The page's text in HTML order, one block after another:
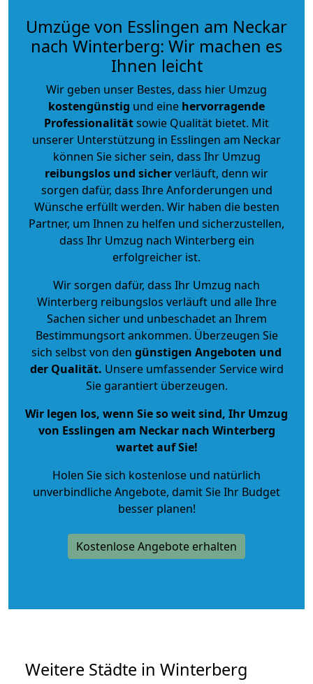
Umzüge von Esslingen am Neckar
nach Winterberg: Wir machen es
Ihnen leicht
Wir geben unser Bestes, dass hier Umzug
kostengünstig und eine hervorragende
Professionalitätsowie Qualität bietet. Mit
unserer Unterstützung in Esslingen am Neckar
können Sie sicher sein, dass Ihr Umzug
reibungslos und sicherverläuft, denn wir
sorgen dafür, dass Ihre Anforderungen und
Wünsche erfüllt werden. Wir haben die besten
Partner, um Ihnen zu helfen und sicherzustellen,
dass Ihr Umzug nach Winterberg ein
erfolgreicher ist.
Wir sorgen dafür, dass Ihr Umzug nach
Winterberg reibungslos verläuft und alle Ihre
Sachen sicher und unbeschadet an Ihrem
Bestimmungsort ankommen. Überzeugen Sie
sich selbst von den günstigen Angeboten und
der Qualität. Unsere umfassender Service wird
Sie garantiert überzeugen.
Wir legen los, wenn Sie so weit sind, Ihr Umzug
von Esslingen am Neckar nach Winterberg
wartet auf Sie!
Holen Sie sich kostenlose und natürlich
unverbindliche Angebote, damit Sie Ihr Budget
besser planen!
Kostenlose Angebote erhalten
Weitere Städte in Winterberg